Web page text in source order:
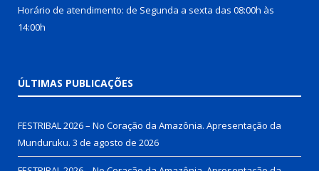
Horário de atendimento: de Segunda a sexta das 08:00h às
14:00h
ÚLTIMAS PUBLICAÇÕES
FESTRIBAL 2026 – No Coração da Amazônia. Apresentação da
Munduruku. 3 de agosto de 2026